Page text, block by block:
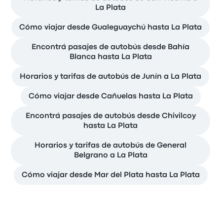
La Plata
Cómo viajar desde Gualeguaychú hasta La Plata
Encontrá pasajes de autobús desde Bahía
Blanca hasta La Plata
Horarios y tarifas de autobús de Junín a La Plata
Cómo viajar desde Cañuelas hasta La Plata
Encontrá pasajes de autobús desde Chivilcoy
hasta La Plata
Horarios y tarifas de autobús de General
Belgrano a La Plata
Cómo viajar desde Mar del Plata hasta La Plata